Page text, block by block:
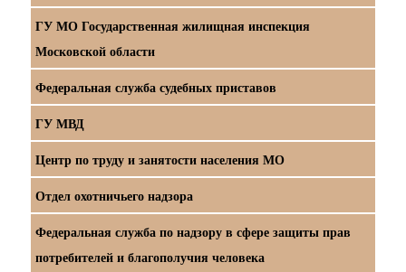
ГУ МО Государственная жилищная инспекция
Московской области
Федеральная служба судебных приставов
ГУ МВД
Центр по труду и занятости населения МО
Отдел охотничьего надзора
Федеральная служба по надзору в сфере защиты прав
потребителей и благополучия человека